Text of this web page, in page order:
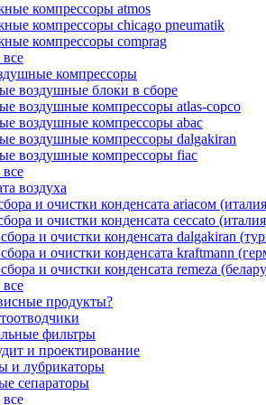
компрессоры atmos
компрессоры chicago pneumatik
компрессоры comprag
компрессоры
воздушные блоки в сборе
воздушные компрессоры atlas-copco
воздушные компрессоры abac
воздушные компрессоры dalgakiran
воздушные компрессоры fiac
воздуха
и очистки конденсата ariacом
и очистки конденсата ceccato
и очистки конденсата dalgakiran
и очистки конденсата kraftmann
и очистки конденсата remeza
продукты?
фильтры
и проектирование
и лубрикаторы
сепараторы